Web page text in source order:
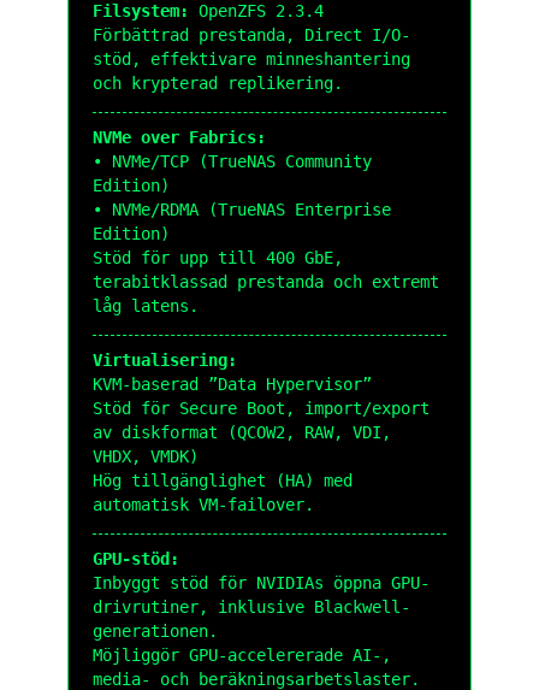
Filsystem:
OpenZFS 2.3.4
Förbättrad prestanda, Direct I/O-
stöd, effektivare minneshantering
och krypterad replikering.
NVMe over Fabrics:
• NVMe/TCP (TrueNAS Community
Edition)
• NVMe/RDMA (TrueNAS Enterprise
Edition)
Stöd för upp till 400 GbE,
terabitklassad prestanda och extremt
låg latens.
Virtualisering:
KVM-baserad ”Data Hypervisor”
Stöd för Secure Boot, import/export
av diskformat (QCOW2, RAW, VDI,
VHDX, VMDK)
Hög tillgänglighet (HA) med
automatisk VM-failover.
GPU-stöd:
Inbyggt stöd för NVIDIAs öppna GPU-
drivrutiner, inklusive Blackwell-
generationen.
Möjliggör GPU-accelererade AI-,
media- och beräkningsarbetslaster.